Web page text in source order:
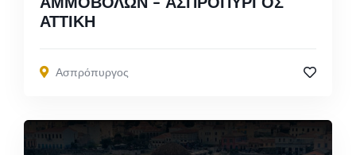
ΑΤΤΙΚΗ
Ασπρόπυργος